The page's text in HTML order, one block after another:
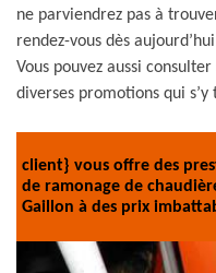
ne parviendrez pas à
rendez-vous dès
Vous pouvez aussi
diverses promotions qui s’y
client} vous offre des
de ramonage de
Gaillon à des prix